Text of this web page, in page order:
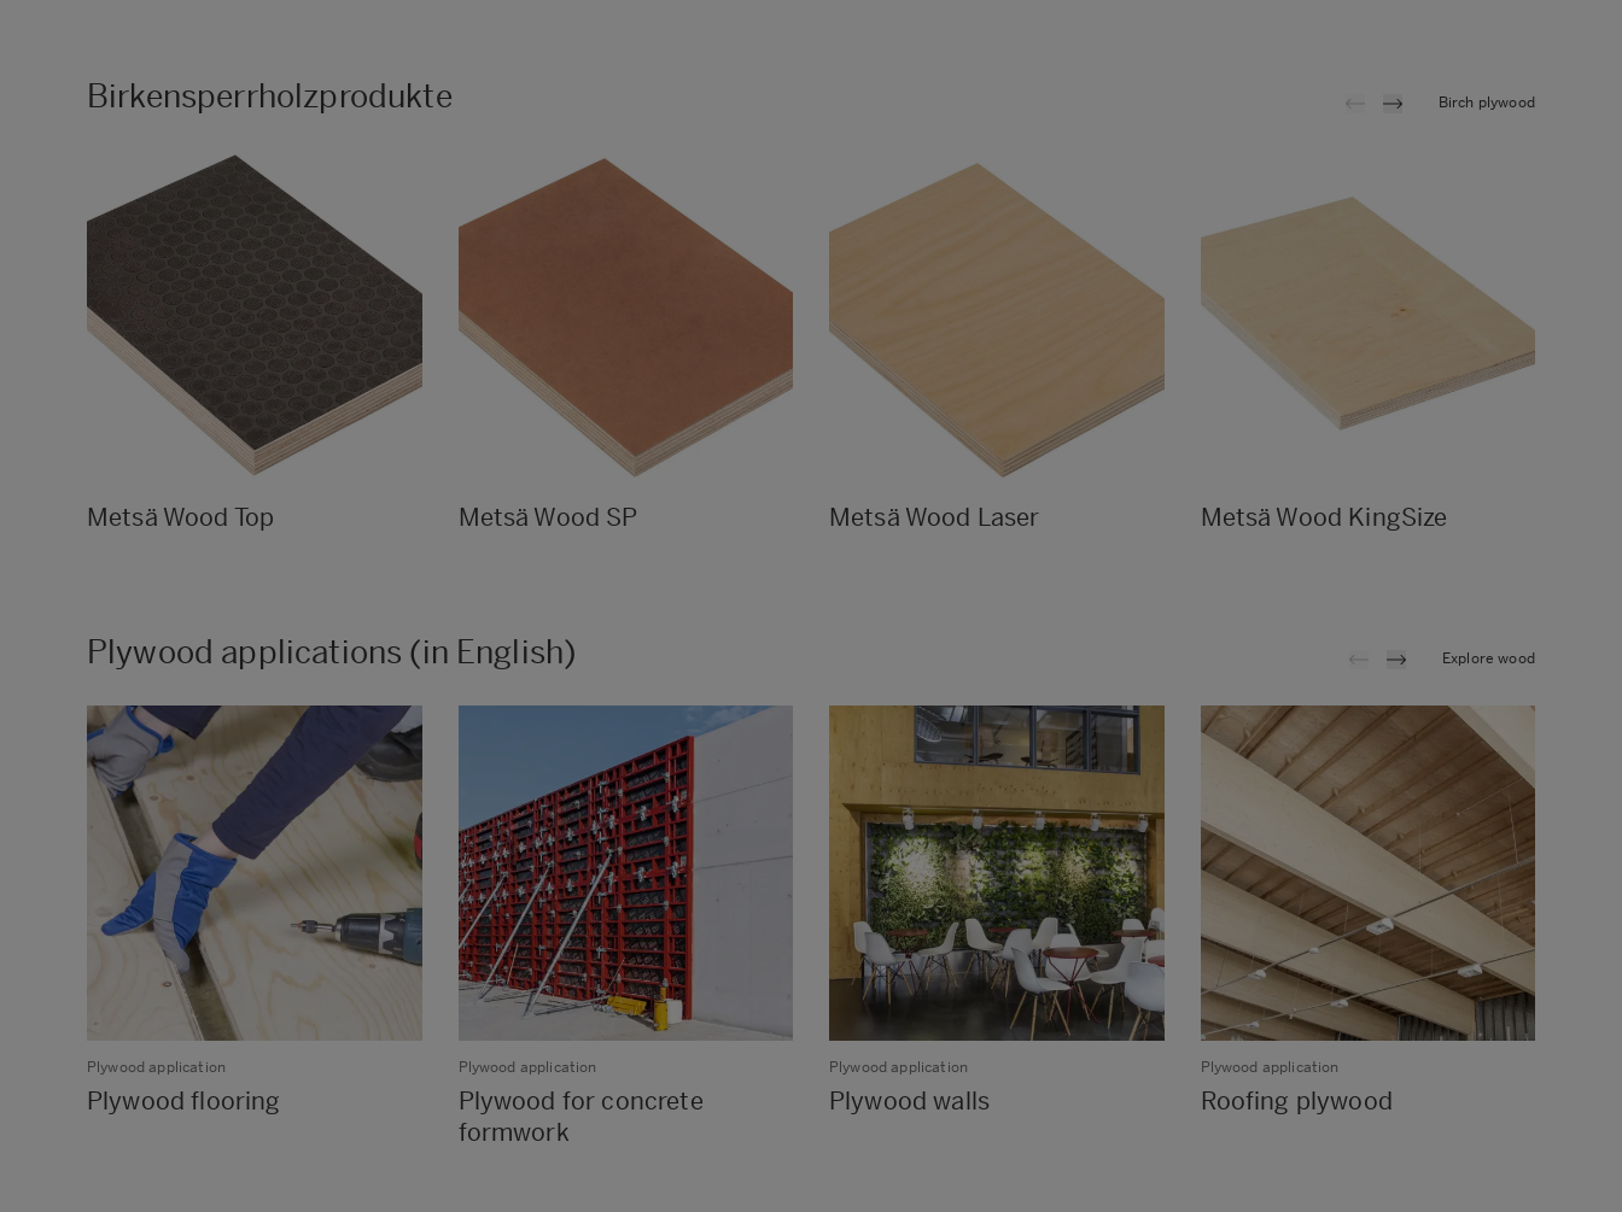
Birkensperrholzprodukte Birch plywood
Metsä Wood Top Metsä Wood SP Metsä Wood Laser Metsä Wood KingSize
Plywood applications (in English) Explore wood
Plywood application
Plywood flooring
Plywood application
Plywood for concrete
formwork
Plywood application
Plywood walls
Plywood application
Roofing plywood